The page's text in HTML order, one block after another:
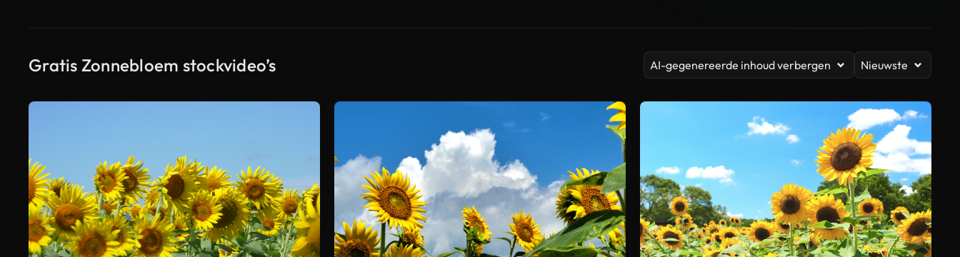
Gratis Zonnebloem stockvideo’s AI-gegenereerde inhoud verbergen Nieuwste